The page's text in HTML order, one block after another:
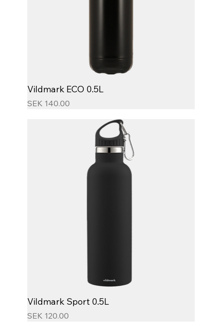
Vildmark ECO 0.5L
Price
SEK 140.00
Vildmark Sport 0.5L
Price
SEK 120.00